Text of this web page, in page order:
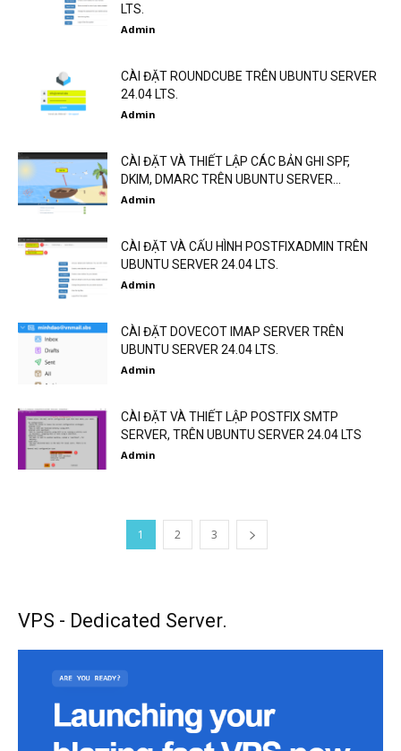
LTS.
Admin
CÀI ĐẶT ROUNDCUBE TRÊN UBUNTU SERVER
24.04 LTS.
Admin
CÀI ĐẶT VÀ THIẾT LẬP CÁC BẢN GHI SPF,
DKIM, DMARC TRÊN UBUNTU SERVER...
Admin
CÀI ĐẶT VÀ CẤU HÌNH POSTFIXADMIN TRÊN
UBUNTU SERVER 24.04 LTS.
Admin
CÀI ĐẶT DOVECOT IMAP SERVER TRÊN
UBUNTU SERVER 24.04 LTS.
Admin
CÀI ĐẶT VÀ THIẾT LẬP POSTFIX SMTP
SERVER, TRÊN UBUNTU SERVER 24.04 LTS
Admin
1 2 3
VPS - Dedicated Server.